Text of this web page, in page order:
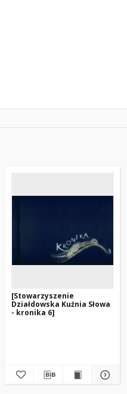
[Stowarzyszenie
Działdowska Kuźnia Słowa
- kronika 6]